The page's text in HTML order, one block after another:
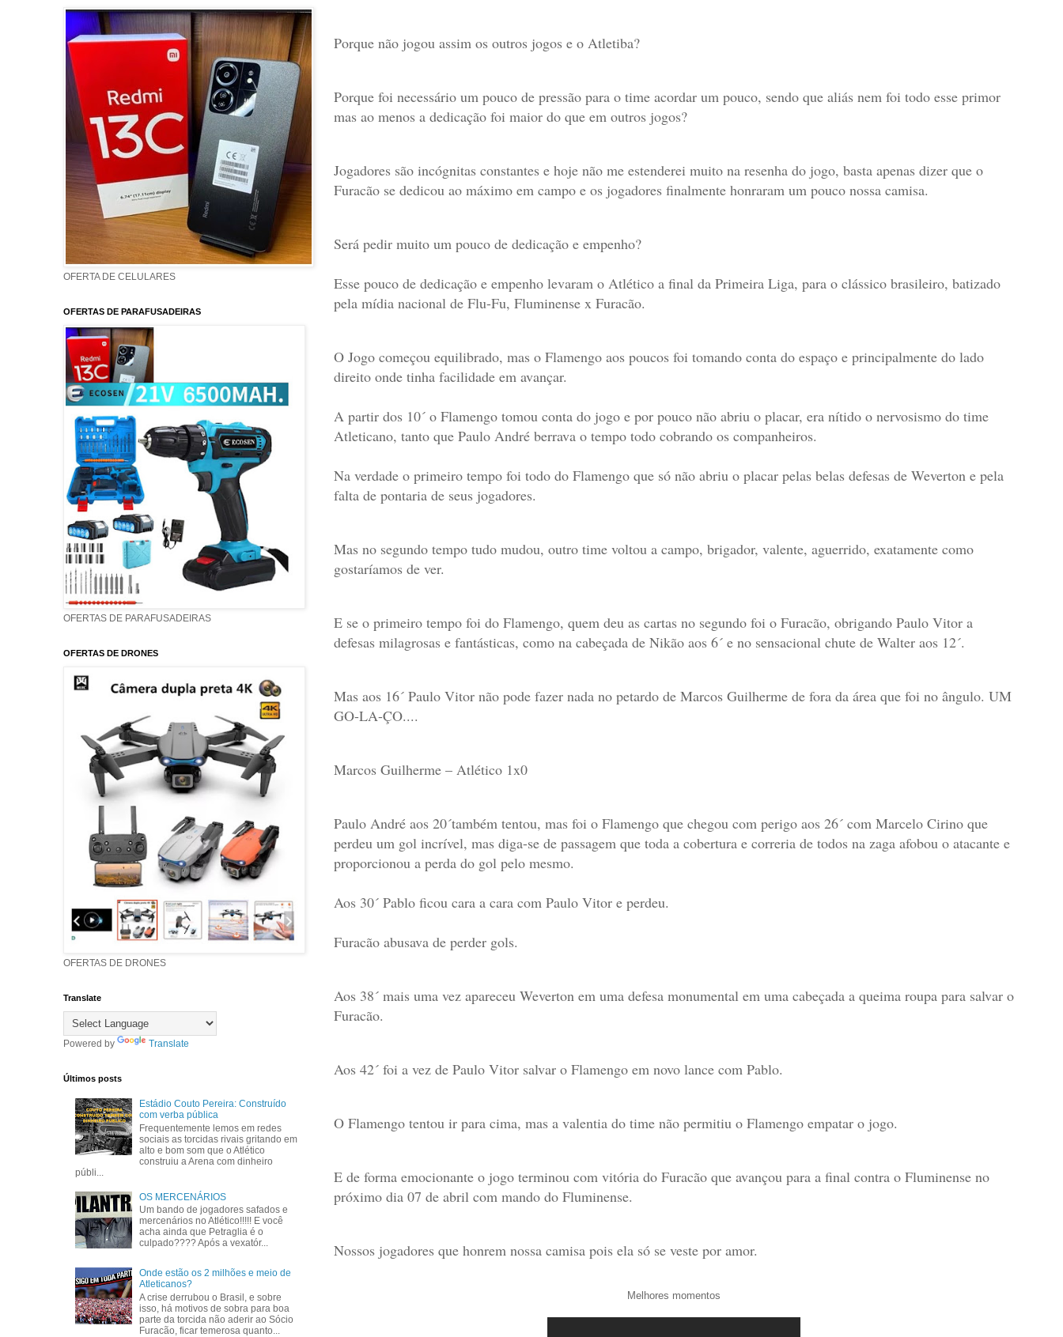
Porque não jogou assim os outros jogos e o Atletiba?
Porque foi necessário um pouco de pressão para o time acordar um pouco, sendo que aliás nem foi todo esse primor
mas ao menos a dedicação foi maior do que em outros jogos?
Jogadores são incógnitas constantes e hoje não me estenderei muito na resenha do jogo, basta apenas dizer que o
Furacão se dedicou ao máximo em campo e os jogadores finalmente honraram um pouco nossa camisa.
Será pedir muito um pouco de dedicação e empenho?
Esse pouco de dedicação e empenho levaram o Atlético a final da Primeira Liga, para o clássico brasileiro, batizado
pela mídia nacional de Flu-Fu, Fluminense x Furacão.
O Jogo começou equilibrado, mas o Flamengo aos poucos foi tomando conta do espaço e principalmente do lado
direito onde tinha facilidade em avançar.
A partir dos 10´ o Flamengo tomou conta do jogo e por pouco não abriu o placar, era nítido o nervosismo do time
Atleticano, tanto que Paulo André berrava o tempo todo cobrando os companheiros.
Na verdade o primeiro tempo foi todo do Flamengo que só não abriu o placar pelas belas defesas de Weverton e pela
falta de pontaria de seus jogadores.
Mas no segundo tempo tudo mudou, outro time voltou a campo, brigador, valente, aguerrido, exatamente como
gostaríamos de ver.
E se o primeiro tempo foi do Flamengo, quem deu as cartas no segundo foi o Furacão, obrigando Paulo Vitor a
defesas milagrosas e fantásticas, como na cabeçada de Nikão aos 6´ e no sensacional chute de Walter aos 12´.
Mas aos 16´ Paulo Vitor não pode fazer nada no petardo de Marcos Guilherme de fora da área que foi no ângulo. UM
GO-LA-ÇO....
Marcos Guilherme – Atlético 1x0
Paulo André aos 20´também tentou, mas foi o Flamengo que chegou com perigo aos 26´ com Marcelo Cirino que
perdeu um gol incrível, mas diga-se de passagem que toda a cobertura e correria de todos na zaga afobou o atacante e
proporcionou a perda do gol pelo mesmo.
Aos 30´ Pablo ficou cara a cara com Paulo Vitor e perdeu.
Furacão abusava de perder gols.
Aos 38´ mais uma vez apareceu Weverton em uma defesa monumental em uma cabeçada a queima roupa para salvar o
Furacão.
Aos 42´ foi a vez de Paulo Vitor salvar o Flamengo em novo lance com Pablo.
O Flamengo tentou ir para cima, mas a valentia do time não permitiu o Flamengo empatar o jogo.
E de forma emocionante o jogo terminou com vitória do Furacão que avançou para a final contra o Fluminense no
próximo dia 07 de abril com mando do Fluminense.
Nossos jogadores que honrem nossa camisa pois ela só se veste por amor.
Melhores momentos
OFERTA DE CELULARES
OFERTAS DE PARAFUSADEIRAS
OFERTAS DE PARAFUSADEIRAS
OFERTAS DE DRONES
OFERTAS DE DRONES
Translate
Powered by Translate
Últimos posts
Estádio Couto Pereira: Construído
com verba pública
Frequentemente lemos em redes
sociais as torcidas rivais gritando em
alto e bom som que o Atlético
construiu a Arena com dinheiro
públi...
OS MERCENÁRIOS
Um bando de jogadores safados e
mercenários no Atlético!!!!! E você
acha ainda que Petraglia é o
culpado???? Após a vexatór...
Onde estão os 2 milhões e meio de
Atleticanos?
A crise derrubou o Brasil, e sobre
isso, há motivos de sobra para boa
parte da torcida não aderir ao Sócio
Furacão, ficar temerosa quanto...